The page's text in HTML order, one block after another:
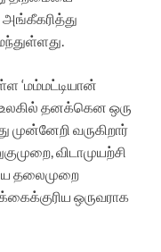
அங்கீகரித்து
‘மம்மட்டியான்
உலகில் தனக்கென ஒரு
வருகிறார்
விடாமுயற்சி
தலைமுறை
ஒருவராக